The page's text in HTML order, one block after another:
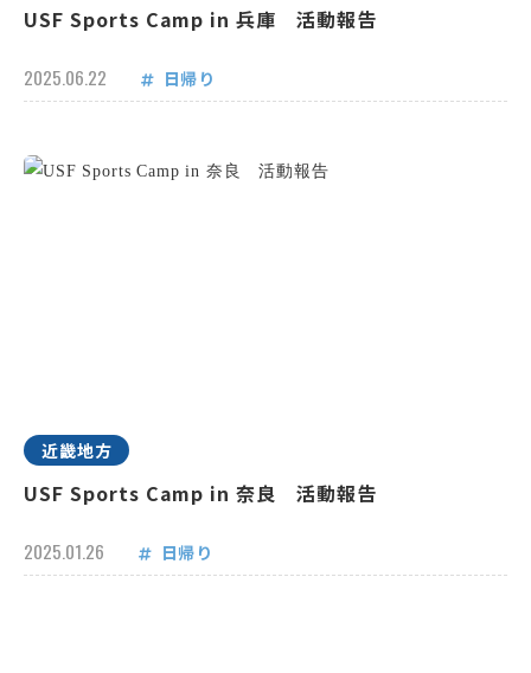
USF Sports Camp in 兵庫 活動報告
2025.06.22 日帰り
近畿地方
USF Sports Camp in 奈良 活動報告
2025.01.26 日帰り